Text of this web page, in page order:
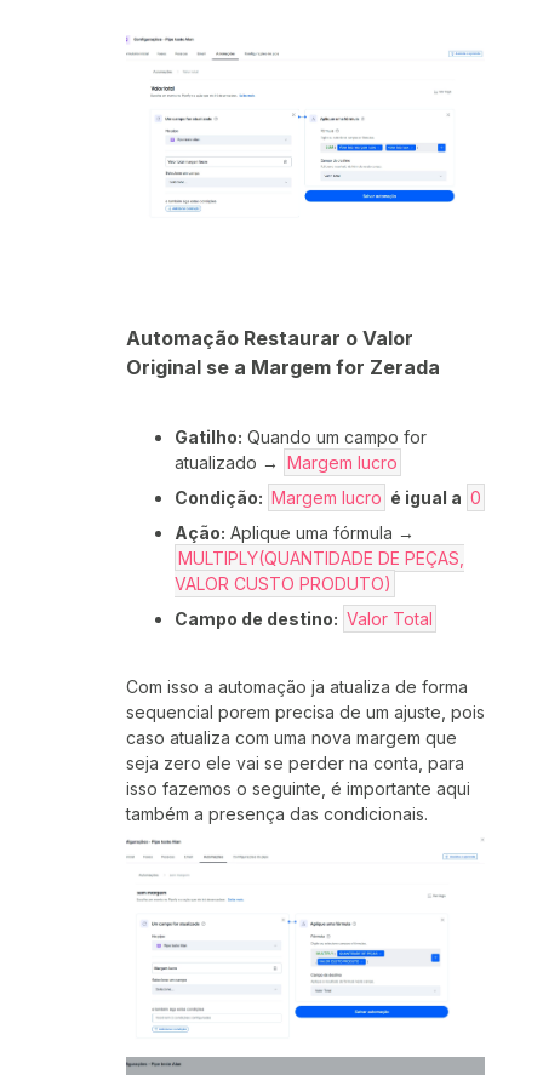
Automação Restaurar o Valor
Original se a Margem for Zerada
Gatilho: Quando um campo for
atualizado → Margem lucro
Condição: Margem lucro é igual a 0
Ação: Aplique uma fórmula →
MULTIPLY(QUANTIDADE DE PEÇAS,
VALOR CUSTO PRODUTO)
Campo de destino: Valor Total
Com isso a automação ja atualiza de forma
sequencial porem precisa de um ajuste, pois
caso atualiza com uma nova margem que
seja zero ele vai se perder na conta, para
isso fazemos o seguinte, é importante aqui
também a presença das condicionais.